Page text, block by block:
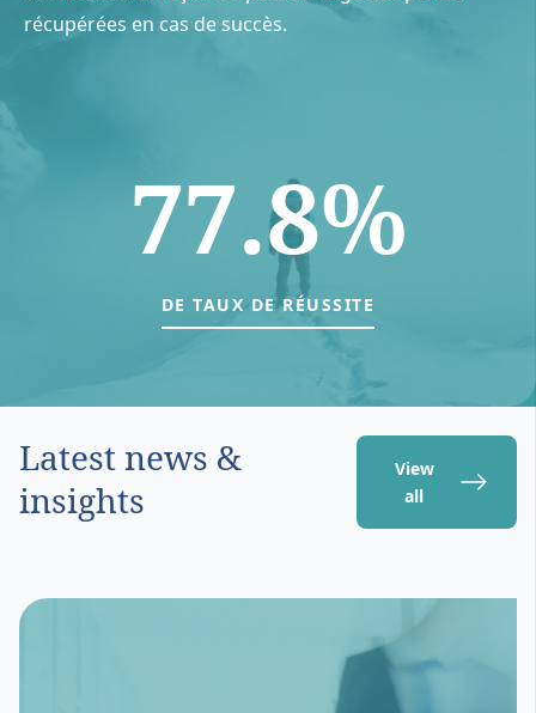
récupérées en cas de succès.
77.8%
DE TAUX DE RÉUSSITE
Latest news &
insights
View
all